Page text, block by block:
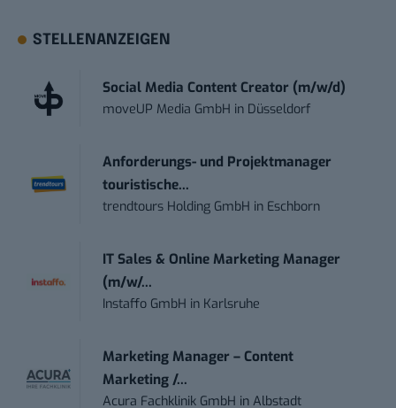
STELLENANZEIGEN
Social Media Content Creator (m/w/d)
moveUP Media GmbH in Düsseldorf
Anforderungs- und Projektmanager
touristische...
trendtours Holding GmbH in Eschborn
IT Sales & Online Marketing Manager
(m/w/...
Instaffo GmbH in Karlsruhe
Marketing Manager – Content
Marketing /...
Acura Fachklinik GmbH inAlbstadt